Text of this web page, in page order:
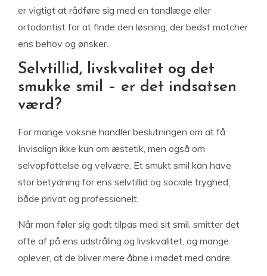
er vigtigt at rådføre sig med en tandlæge eller
ortodontist for at finde den løsning, der bedst matcher
ens behov og ønsker.
Selvtillid, livskvalitet og det
smukke smil – er det indsatsen
værd?
For mange voksne handler beslutningen om at få
Invisalign ikke kun om æstetik, men også om
selvopfattelse og velvære. Et smukt smil kan have
stor betydning for ens selvtillid og sociale tryghed,
både privat og professionelt.
Når man føler sig godt tilpas med sit smil, smitter det
ofte af på ens udstråling og livskvalitet, og mange
oplever, at de bliver mere åbne i mødet med andre.